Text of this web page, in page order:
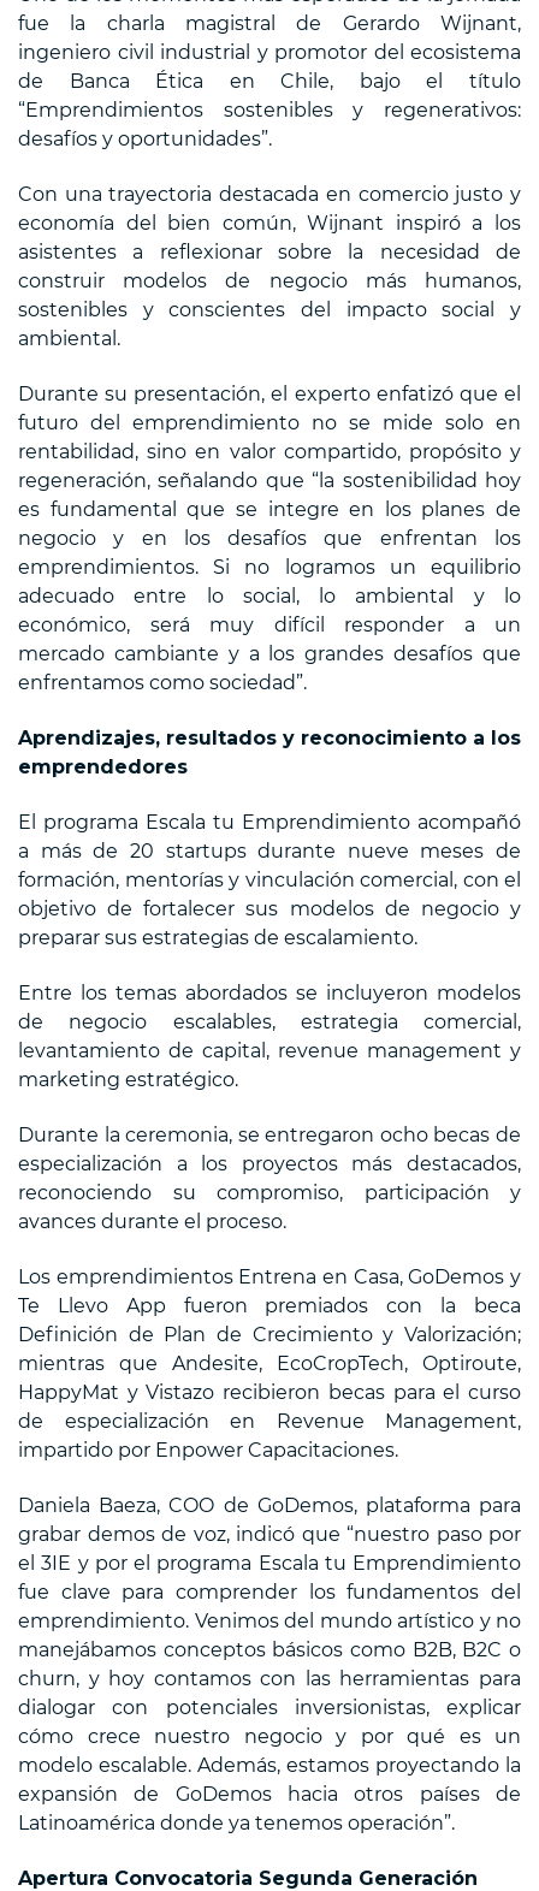
fue la charla magistral de Gerardo Wijnant,
ingeniero civil industrial y promotor del ecosistema
de Banca Ética en Chile, bajo el título
“Emprendimientos sostenibles y regenerativos:
desafíos y oportunidades”.
Con una trayectoria destacada en comercio justo y
economía del bien común, Wijnant inspiró a los
asistentes a reflexionar sobre la necesidad de
construir modelos de negocio más humanos,
sostenibles y conscientes del impacto social y
ambiental.
Durante su presentación, el experto enfatizó que el
futuro del emprendimiento no se mide solo en
rentabilidad, sino en valor compartido, propósito y
regeneración, señalando que “la sostenibilidad hoy
es fundamental que se integre en los planes de
negocio y en los desafíos que enfrentan los
emprendimientos. Si no logramos un equilibrio
adecuado entre lo social, lo ambiental y lo
económico, será muy difícil responder a un
mercado cambiante y a los grandes desafíos que
enfrentamos como sociedad”.
Aprendizajes, resultados y reconocimiento a los
emprendedores
El programa Escala tu Emprendimiento acompañó
a más de 20 startups durante nueve meses de
formación, mentorías y vinculación comercial, con el
objetivo de fortalecer sus modelos de negocio y
preparar sus estrategias de escalamiento.
Entre los temas abordados se incluyeron modelos
de negocio escalables, estrategia comercial,
levantamiento de capital, revenue management y
marketing estratégico.
Durante la ceremonia, se entregaron ocho becas de
especialización a los proyectos más destacados,
reconociendo su compromiso, participación y
avances durante el proceso.
Los emprendimientos Entrena en Casa, GoDemos y
Te Llevo App fueron premiados con la beca
Definición de Plan de Crecimiento y Valorización;
mientras que Andesite, EcoCropTech, Optiroute,
HappyMat y Vistazo recibieron becas para el curso
de especialización en Revenue Management,
impartido por Enpower Capacitaciones.
Daniela Baeza, COO de GoDemos, plataforma para
grabar demos de voz, indicó que “nuestro paso por
el 3IE y por el programa Escala tu Emprendimiento
fue clave para comprender los fundamentos del
emprendimiento. Venimos del mundo artístico y no
manejábamos conceptos básicos como B2B, B2C o
churn, y hoy contamos con las herramientas para
dialogar con potenciales inversionistas, explicar
cómo crece nuestro negocio y por qué es un
modelo escalable. Además, estamos proyectando la
expansión de GoDemos hacia otros países de
Latinoamérica donde ya tenemos operación”.
Apertura Convocatoria Segunda Generación